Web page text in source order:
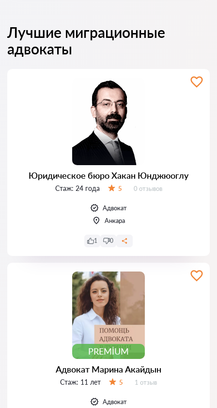
Лучшие миграционные
адвокаты
Юридическое бюро Хакан Юнджюоглу
Стаж: 24 года 5 Отзывов:
0 отзывов
Адвокат
Анкара
1 0
PREMIUM
Адвокат Марина Акайдын
Стаж: 11 лет 5 Отзывов:
1 отзыв
Адвокат